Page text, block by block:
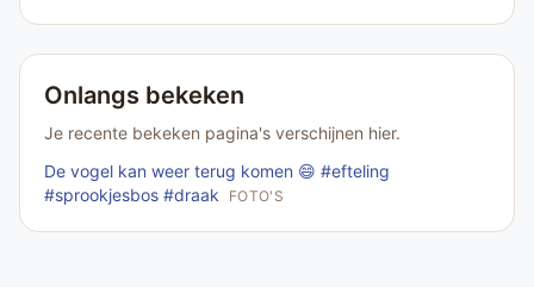
Onlangs bekeken
Je recente bekeken pagina's verschijnen hier.
De vogel kan weer terug komen 😄 #efteling
#sprookjesbos #draak
FOTO'S